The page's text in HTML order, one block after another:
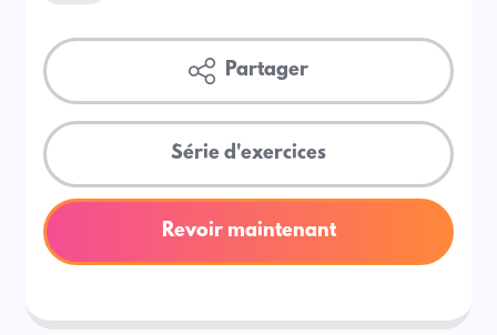
Partager
Série d'exercices
Revoir maintenant